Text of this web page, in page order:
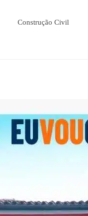
Construção Civil